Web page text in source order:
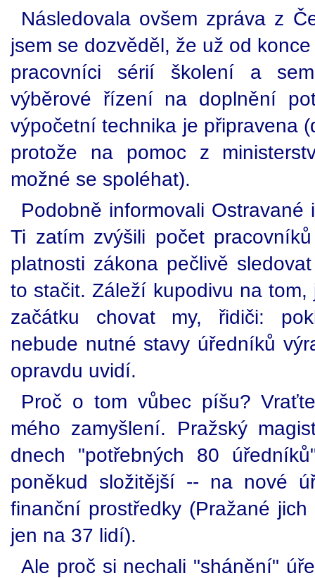
Následovala ovšem zpráva z
jsem se dozvěděl, že už od
pracovníci sérií školení a
výběrové řízení na doplnění
výpočetní technika je připravena
protože na pomoc z
možné se spoléhat).
Podobně informovali
Ti zatím zvýšili počet
platnosti zákona pečlivě
to stačit. Záleží kupodivu na
začátku chovat my, řidiči:
nebude nutné stavy úředníků
opravdu uvidí.
Proč o tom vůbec píšu?
mého zamyšlení. Pražský
dnech "potřebných 80
poněkud složitější -- na nové
finanční prostředky (Pražané
jen na 37 lidí).
Ale proč si nechali "shánění"